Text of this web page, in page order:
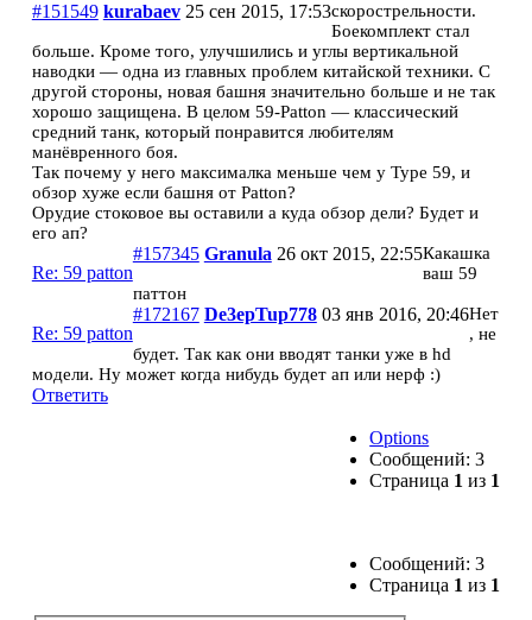
#151549 kurabaev 25 сен 2015, 17:53скорострельности.
Боекомплект стал
больше. Кроме того, улучшились и углы вертикальной
наводки — одна из главных проблем китайской техники. С
другой стороны, новая башня значительно больше и не так
хорошо защищена. В целом 59-Patton — классический
средний танк, который понравится любителям
манёвренного боя.
Так почему у него максималка меньше чем у Type 59, и
обзор хуже если башня от Patton?
Орудие стоковое вы оставили а куда обзор дели? Будет и
его ап?
Re: 59 patton
#157345 Granula 26 окт 2015, 22:55Какашка
ваш 59
паттон
Re: 59 patton
#172167 De3epTup778 03 янв 2016, 20:46Нет
, не
будет. Так как они вводят танки уже в hd
модели. Ну может когда нибудь будет ап или нерф :)
Ответить
Options
Сообщений: 3
Страница 1 из 1
Сообщений: 3
Страница 1 из 1